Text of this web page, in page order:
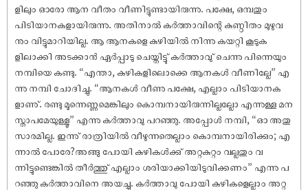
ളിലും ഓരോ ആന വീതം വീണിട്ടുണ്ടായിരുന്നു. പക്ഷേ, ഒമ്പതും
പിടിയാനകളായിരുന്നു. അതിനാൽ കർത്താവിന്റെ കുണ്ഠിതം മുഴുവ
നും വിട്ടുമാറിയില്ല. ആ ആനകളെ കുഴിയിൽ നിന്നു കയറ്റി കൂടുക
ളിലാക്കി അടക്കാൻ ഏർപ്പാടു ചെയ്തിട്ടു് കർത്താവു് ചെന്നു പിന്നെയും
നമ്പിയെ കണ്ടു. “എന്താ, കുഴികളിലൊക്കെ ആനകൾ വീണില്ലേ” എ
ന്നു നമ്പി ചോദിച്ചു. “ആനകൾ വീണു പക്ഷേ, എല്ലാം പിടിയാനക
ളാണു്. രണ്ടു മൂന്നെണ്ണമെങ്കിലും കൊമ്പനായിരുന്നില്ലല്ലോ എന്നുള്ള മന
സ്താപമേയുള്ളൂ” എന്നു കർത്താവു പറഞ്ഞു. അപ്പോൾ നമ്പി, “ഓ അതു
സാരമില്ല. ഇന്നു് രാത്രിയിൽ വീഴുന്നതെല്ലാം കൊമ്പനായിരിക്കും; എ
ന്നാൽ പോരേ?അങ്ങു പോയി കുഴികൾക്കു് അറ്റകുറ്റം വല്ലതും വ
ന്നിട്ടുണ്ടെങ്കിൽ തീർത്തു് എല്ലാം ശരിയാക്കിയിടുവിക്കണം” എന്നു പ
റഞ്ഞു കർത്താവിനെ അയച്ചു. കർത്താവു പോയി കുഴികളെല്ലാം അറ്റ